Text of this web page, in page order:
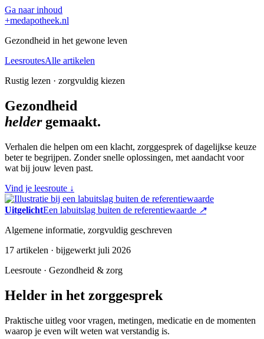
Ga naar inhoud
+medapotheek.nl
Gezondheid in het gewone leven
LeesroutesAlle artikelen
Rustig lezen · zorgvuldig kiezen
Gezondheid
heldergemaakt.
Verhalen die helpen om een klacht, zorggesprek of dagelijkse keuze
beter te begrijpen. Zonder snelle oplossingen, met aandacht voor
wat bij jouw leven past.
Vind je leesroute ↓
UitgelichtEen labuitslag buiten de referentiewaarde ↗
Algemene informatie, zorgvuldig geschreven
17 artikelen · bijgewerkt juli 2026
Leesroute · Gezondheid & zorg
Helder in het zorggesprek
Praktische uitleg voor vragen, metingen, medicatie en de momenten
waarop je even wilt weten wat verstandig is.